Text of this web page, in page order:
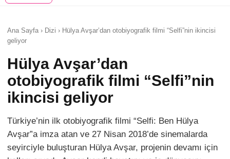
Ana Sayfa › Dizi › Hülya Avşar’dan otobiyografik filmi “Selfi”nin ikincisi
geliyor
Hülya Avşar’dan
otobiyografik filmi “Selfi”nin
ikincisi geliyor
Türkiye’nin ilk otobiyografik filmi “Selfi: Ben Hülya
Avşar”a imza atan ve 27 Nisan 2018’de sinemalarda
seyirciyle buluşturan Hülya Avşar, projenin devamı için